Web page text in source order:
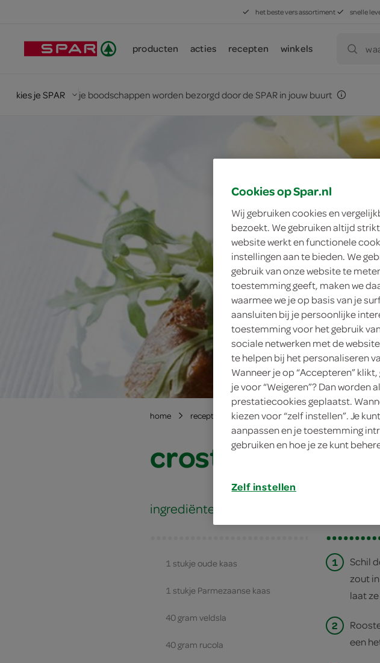
het beste vers assortiment snelle
producten acties recepten winkels
kies je SPAR je boodschappen worden bezorgd door de SPAR in jouw buurt
home recepten crostini met asperges en kaaskrullen
crostini met
ingrediënten
1 stukje oude kaas
1 stukje Parmezaanse kaas
40 gram veldsla
40 gram rucola
1
Schil
zout
laat
2
een
Cookies op Spar.nl
Wij gebruiken cookies en
bezoekt. We gebruiken altijd
website werkt en functionele
instellingen aan te bieden. We
gebruik van onze website te
toestemming geeft, maken we
waarmee we je op basis van je
aansluiten bij je persoonlijke
toestemming voor het gebruik
sociale netwerken met de
te helpen bij het personaliseren
Wanneer je op “Accepteren”
je voor “Weigeren”? Dan
prestatiecookies geplaatst.
kiezen voor “zelf instellen”. Je
aanpassen en je toestemming
gebruiken en hoe je ze kunt
Zelf instellen